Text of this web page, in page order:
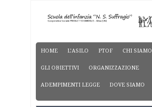
HOME L’ASILO PTOF CHI SIAMO
GLI OBIETTIVI ORGANIZZAZIONE
ADEMPIMENTI LEGGE DOVE SIAMO